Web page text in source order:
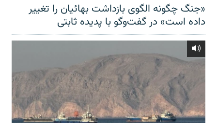
«جنگ چگونه الگوی بازداشت بهائیان را تغییر
داده است» در گفت‌وگو با پدیده ثابتی